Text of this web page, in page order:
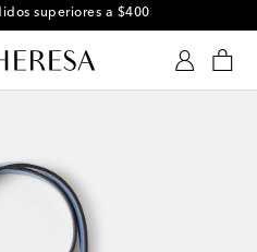
superiores a $400